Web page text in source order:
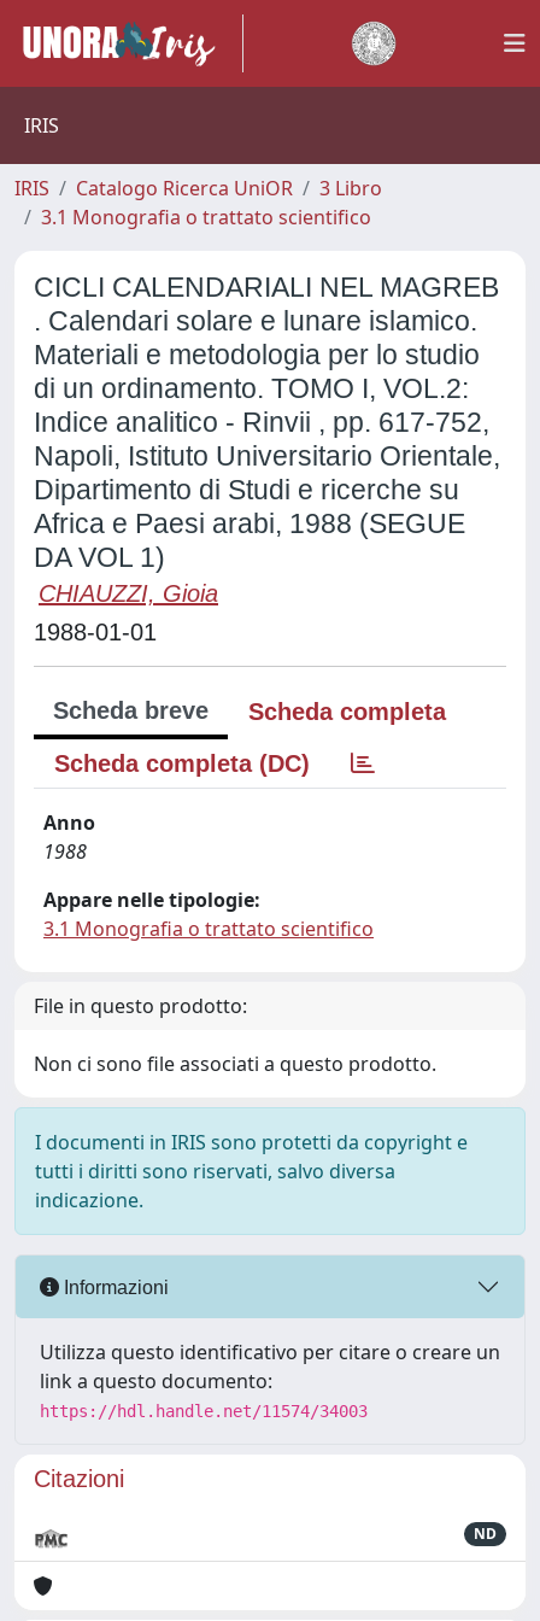
IRIS
IRIS Catalogo Ricerca UniOR
3 Libro
3.1 Monografia o trattato scientifico
CICLI CALENDARIALI NEL MAGREB
. Calendari solare e lunare islamico.
Materiali e metodologia per lo studio
di un ordinamento. TOMO I, VOL.2:
Indice analitico - Rinvii , pp. 617-752,
Napoli, Istituto Universitario Orientale,
Dipartimento di Studi e ricerche su
Africa e Paesi arabi, 1988 (SEGUE
DA VOL 1)
CHIAUZZI, Gioia
1988-01-01
Scheda breve
Scheda completa
Scheda completa (DC)
Anno
1988
Appare nelle tipologie:
3.1 Monografia o trattato scientifico
File in questo prodotto:
Non ci sono file associati a questo prodotto.
I documenti in IRIS sono protetti da copyright e
tutti i diritti sono riservati, salvo diversa
indicazione.
Informazioni
Utilizza questo identificativo per citare o creare un
link a questo documento:
https://hdl.handle.net/11574/34003
Citazioni
ND